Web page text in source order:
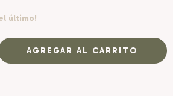
último!